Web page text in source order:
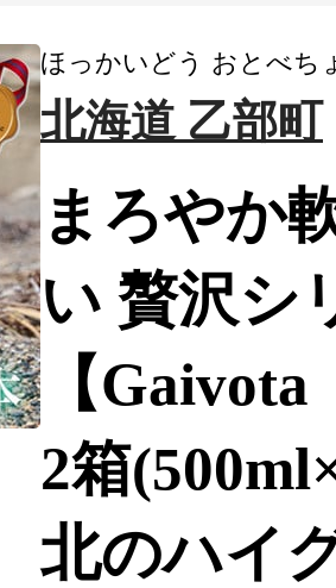
ほっかいどう おとべち
北海道 乙部町
まろやか
い 贅沢シ
【
2箱
北のハイ